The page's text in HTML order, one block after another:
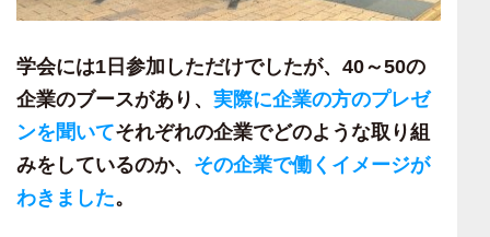
学会には1 日参加しただけでしたが、 40～50の
企業のブースがあり、 実際に企業の方のプレゼ
ンを聞いてそれぞれの企業でどのような取り組
みをしているのか、 その企業で働くイメージが
わきました。